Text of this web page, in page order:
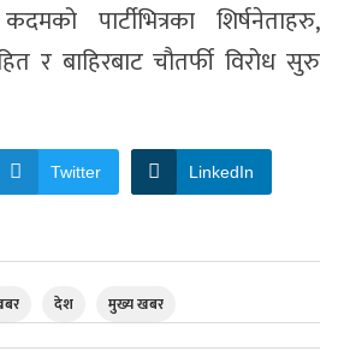
पार्टीभित्रका शिर्षनेताहरु,
र बाहिरबाट चौतर्फी विरोध सुरु
Twitter LinkedIn
देश मुख्य खबर